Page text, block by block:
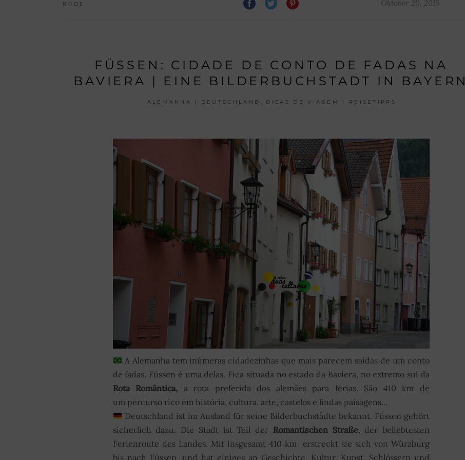
RODE Oktober 20, 2016
FÜSSEN: CIDADE DE CONTO DE FADAS NA
BAVIERA | EINE BILDERBUCHSTADT IN BAYERN
ALEMANHA | DEUTSCHLAND , DICAS DE VIAGEM | REISETIPPS
A Alemanha tem inúmeras cidadezinhas que mais parecem saídas de um conto
de fadas. Füssen é uma delas. Fica situada no estado da Baviera, no extremo sul da
Rota Romântica, a rota preferida dos alemães para férias. São 410 km de
um percurso rico em história, cultura, arte, castelos e lindas paisagens...
Deutschland ist im Ausland für seine Bilderbuchstädte bekannt. Füssen gehört
sicherlich dazu. Die Stadt ist Teil der Romantischen Straße, der beliebtesten
Ferienroute des Landes. Mit insgesamt 410 km erstreckt sie sich von Würzburg
bis nach Füssen, und hat einiges an Geschichte, Kultur, Kunst, Schlössern und